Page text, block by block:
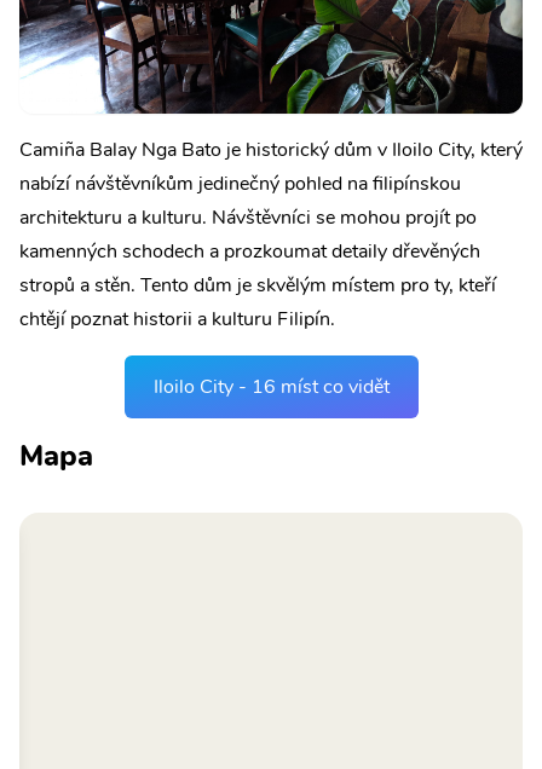
Camiña Balay Nga Bato je historický dům v Iloilo City, který
nabízí návštěvníkům jedinečný pohled na filipínskou
architekturu a kulturu. Návštěvníci se mohou projít po
kamenných schodech a prozkoumat detaily dřevěných
stropů a stěn. Tento dům je skvělým místem pro ty, kteří
chtějí poznat historii a kulturu Filipín.
Iloilo City - 16 míst co vidět
Mapa